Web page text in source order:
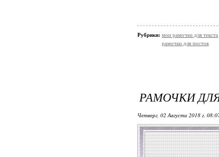
Рубрики: мои рамочки для текста
рамочки для постов
РАМОЧКИ
Четверг, 02 Августа 2018 г.